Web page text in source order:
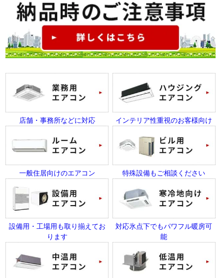
店舗・事務所などに対応 インテリア性重視のお客様向け
一般住居向けのエアコン 特殊設備もご相談ください
設備用・工場用も取り揃えてお
ります
対応氷点下でもパワフル暖房可
能